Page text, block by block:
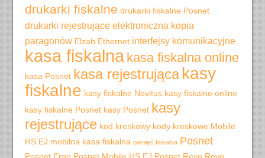
drukarki fiskalne drukarki fiskalne Posnet
drukarki rejestrujące elektroniczna kopia
paragonów Elzab Ethernet interfejsy komunikacyjne
kasa fiskalna kasa fiskalna online
kasa Posnet kasa rejestrująca kasy
fiskalne kasy fiskalne Novitus kasy fiskalne online
kasy fiskalne Posnet kasy Posnet kasy
rejestrujące kod kreskowy kody kreskowe Mobile
HS EJ mobilna kasa fiskalna pamięć fiskalna Posnet